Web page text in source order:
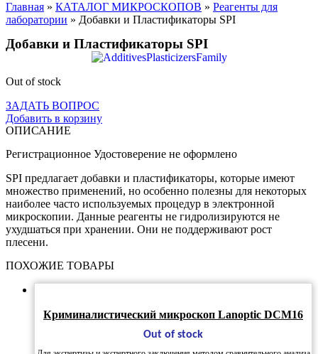
Главная » КАТАЛОГ МИКРОСКОПОВ » Реагенты для
лаборатории » Добавки и Пластификаторы SPI
Добавки и Пластификаторы SPI
Out of stock
ЗАДАТЬ ВОПРОС
Добавить в корзину
ОПИСАНИЕ
Регистрационное Удостоверение не оформлено
SPI предлагает добавки и пластификаторы, которые имеют
множество применений, но особенно полезны для некоторых
наиболее часто используемых процедур в электронной
микроскопии. Данные реагенты не гидролизируются не
ухудшаться при хранении. Они не поддерживают рост
плесени.
ПОХОЖИЕ ТОВАРЫ
Криминалистический микроскоп Lanoptic DCM16
Out of stock